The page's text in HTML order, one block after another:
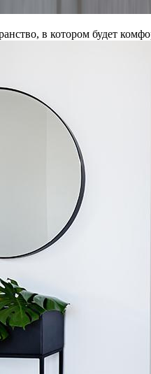
в котором будет